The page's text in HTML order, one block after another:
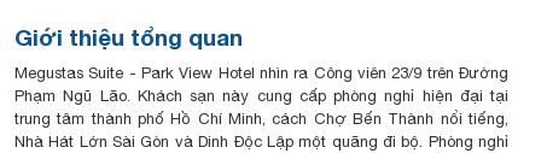
Giới thiệu tổng quan
Megustas Suite - Park View Hotel nhìn ra Công viên 23/9 trên Đường
Phạm Ngũ Lão. Khách sạn này cung cấp phòng nghỉ hiện đại tại
trung tâm thành phố Hồ Chí Minh, cách Chợ Bến Thành nổi tiếng,
Nhà Hát Lớn Sài Gòn và Dinh Độc Lập một quãng đi bộ. Phòng nghỉ